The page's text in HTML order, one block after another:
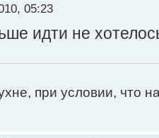
05:23
идти не
при условии, что